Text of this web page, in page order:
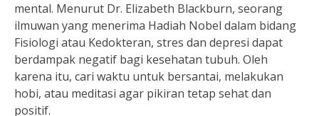
mental. Menurut Dr. Elizabeth Blackburn, seorang
ilmuwan yang menerima Hadiah Nobel dalam bidang
Fisiologi atau Kedokteran, stres dan depresi dapat
berdampak negatif bagi kesehatan tubuh. Oleh
karena itu, cari waktu untuk bersantai, melakukan
hobi, atau meditasi agar pikiran tetap sehat dan
positif.